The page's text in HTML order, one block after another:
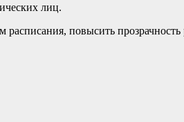
лиц.
повысить